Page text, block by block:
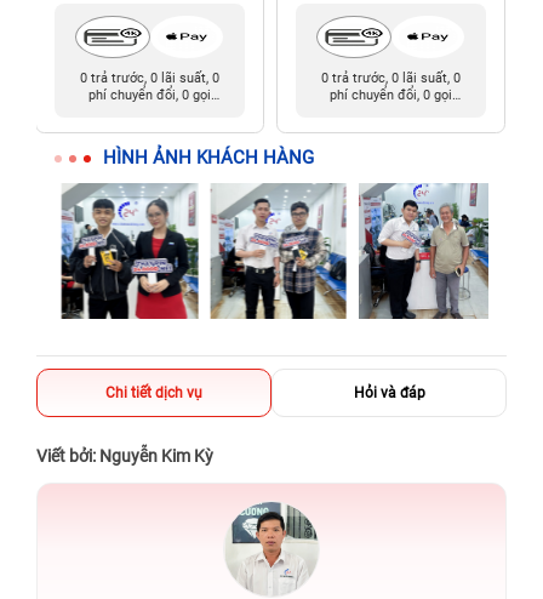
0 trả trước, 0 lãi suất, 0
phí chuyển đổi, 0 gọi
0 trả trước, 0 lãi suất, 0
phí chuyển đổi, 0 gọi
HÌNH ẢNH KHÁCH HÀNG
Chi tiết dịch vụ Hỏi và đáp
Viết bởi: Nguyễn Kim Kỳ